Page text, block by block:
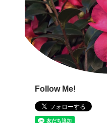
Follow Me!